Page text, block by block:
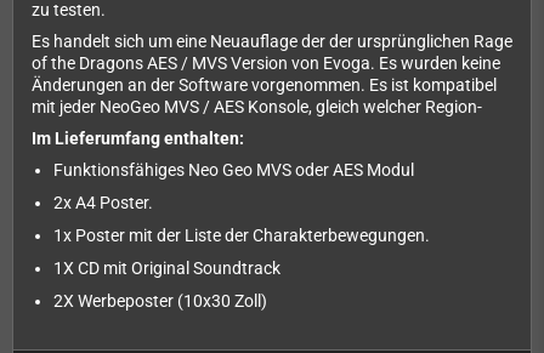
zu testen.
Es handelt sich um eine Neuauflage der der ursprünglichen Rage
of the Dragons AES / MVS Version von Evoga. Es wurden keine
Änderungen an der Software vorgenommen. Es ist kompatibel
mit jeder NeoGeo MVS / AES Konsole, gleich welcher Region-
Im Lieferumfang enthalten:
Funktionsfähiges Neo Geo MVS oder AES Modul
2x A4 Poster.
1x Poster mit der Liste der Charakterbewegungen.
1X CD mit Original Soundtrack
2X Werbeposter (10x30 Zoll)